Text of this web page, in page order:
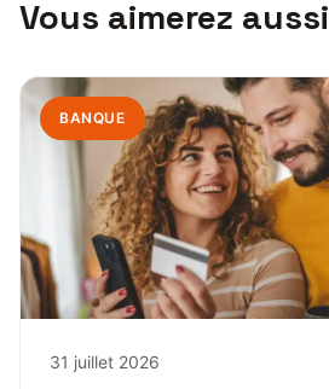
Vous aimerez aussi
BANQUE
31 juillet 2026